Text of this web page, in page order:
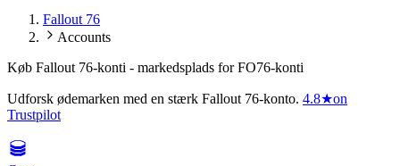
Fallout 76
Accounts
Køb Fallout 76-konti - markedsplads for FO76-konti
Udforsk ødemarken med en stærk Fallout 76-konto. 4.8★on
Trustpilot